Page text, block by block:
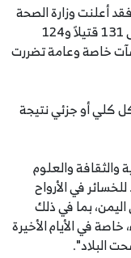
أعلنت وزارة الصحة
التابعة للميليشيات ارتفاع حصيلة الضحايا إلى 131 قتيلاً و124
فإن "106 منازل ومنشآت خاصة وعامة تضررت
كلي أو جزئي نتيجة
والثقافة والعلوم
في الأرواح
بما في ذلك
في الأيام الأخيرة
البلاد".